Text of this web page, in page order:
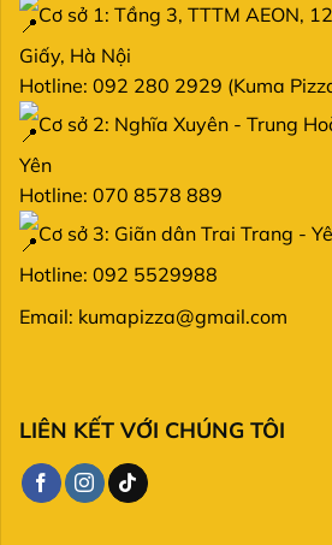
Cơ sở 1: Tầng 3, TTTM AEON,
Giấy, Hà Nội
Hotline: 092 280 2929 (Kuma
Cơ sở 2: Nghĩa Xuyên - Trung
Yên
Hotline: 070 8578 889
Cơ sở 3: Giãn dân Trai Trang -
Hotline: 092 5529988
Email: kumapizza@gmail.com
LIÊN KẾT VỚI CHÚNG TÔI